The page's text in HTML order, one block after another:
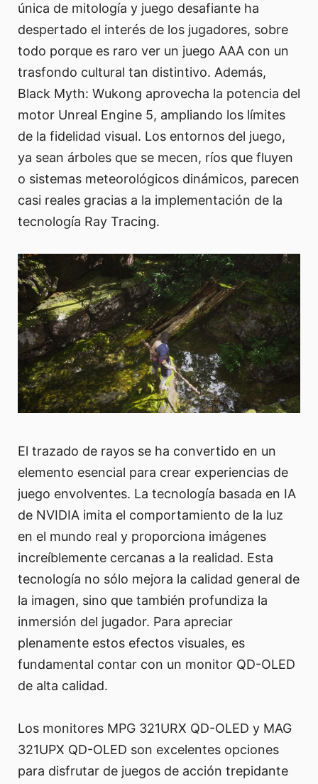
única de mitología y juego desafiante ha
despertado el interés de los jugadores, sobre
todo porque es raro ver un juego AAA con un
trasfondo cultural tan distintivo. Además,
Black Myth: Wukong aprovecha la potencia del
motor Unreal Engine 5, ampliando los límites
de la fidelidad visual. Los entornos del juego,
ya sean árboles que se mecen, ríos que fluyen
o sistemas meteorológicos dinámicos, parecen
casi reales gracias a la implementación de la
tecnología Ray Tracing.
El trazado de rayos se ha convertido en un
elemento esencial para crear experiencias de
juego envolventes. La tecnología basada en IA
de NVIDIA imita el comportamiento de la luz
en el mundo real y proporciona imágenes
increíblemente cercanas a la realidad. Esta
tecnología no sólo mejora la calidad general de
la imagen, sino que también profundiza la
inmersión del jugador. Para apreciar
plenamente estos efectos visuales, es
fundamental contar con un monitor QD-OLED
de alta calidad.
Los monitores MPG 321URX QD-OLED y MAG
321UPX QD-OLED son excelentes opciones
para disfrutar de juegos de acción trepidante